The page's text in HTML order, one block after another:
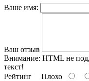
Ваше имя:
Ваш отзыв
Внимание: HTML не
текст!
Рейтинг Плохо